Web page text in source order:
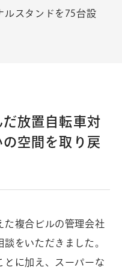
ルスタンドを75台設
放置自転車対
空間を取り戻
た複合ビルの管理会社
をいただきました。
とに加え、スーパーな